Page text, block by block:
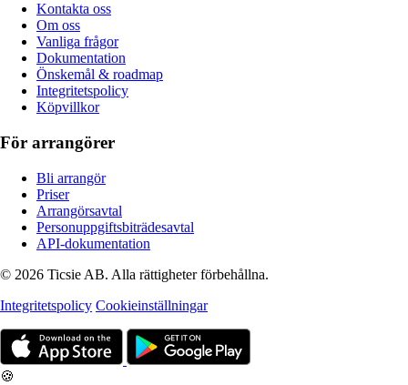
Kontakta oss
Om oss
Vanliga frågor
Dokumentation
Önskemål & roadmap
Integritetspolicy
Köpvillkor
För arrangörer
Bli arrangör
Priser
Arrangörsavtal
Personuppgiftsbiträdesavtal
API-dokumentation
© 2026 Ticsie AB. Alla rättigheter förbehållna.
Integritetspolicy Cookieinställningar
🍪